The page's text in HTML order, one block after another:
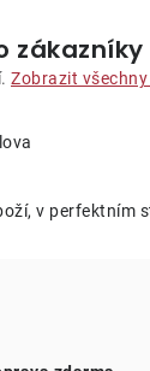
zákazníky
Zobrazit všechny
v perfektním